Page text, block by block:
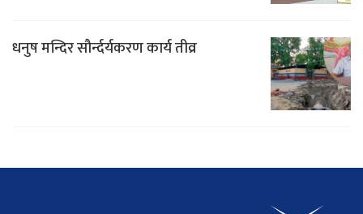
धनुष मन्दिर सौर्न्दर्यकरण कार्य तीव्र